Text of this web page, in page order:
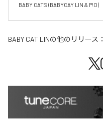
BABY CATS (BABYCAY LIN & P!O)
BABY CAT LINの他のリリース：